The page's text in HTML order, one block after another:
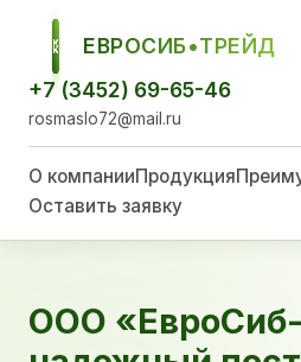
ЕСТ
ЕВРОСИБ•ТРЕЙД
+7 (3452) 69-65-46
rosmaslo72@mail.ru
О компанииПродукция
Оставить заявку
ООО